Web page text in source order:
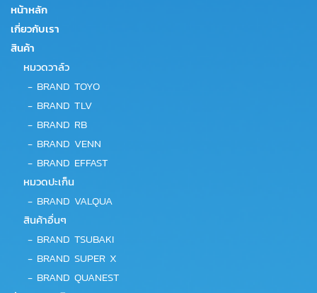
หน้าหลัก
เกี่ยวกับเรา
สินค้า
หมวดวาล์ว
- BRAND TOYO
- BRAND TLV
- BRAND RB
- BRAND VENN
- BRAND EFFAST
หมวดปะเก็น
- BRAND VALQUA
สินค้าอื่นๆ
- BRAND TSUBAKI
- BRAND SUPER X
- BRAND QUANEST